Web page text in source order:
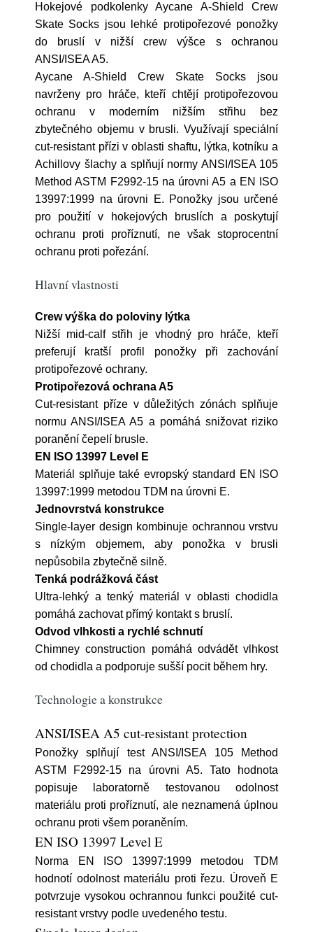
Hokejové podkolenky Aycane A-Shield Crew
Skate Socks jsou lehké protipořezové ponožky
do bruslí v nižší crew výšce s ochranou
ANSI/ISEA A5.
Aycane A-Shield Crew Skate Socks jsou
navrženy pro hráče, kteří chtějí protipořezovou
ochranu v moderním nižším střihu bez
zbytečného objemu v brusli. Využívají speciální
cut-resistant přízi v oblasti shaftu, lýtka, kotníku a
Achillovy šlachy a splňují normy ANSI/ISEA 105
Method ASTM F2992-15 na úrovni A5 a EN ISO
13997:1999 na úrovni E. Ponožky jsou určené
pro použití v hokejových bruslích a poskytují
ochranu proti proříznutí, ne však stoprocentní
ochranu proti pořezání.
Hlavní vlastnosti
Crew výška do poloviny lýtka
Nižší mid-calf střih je vhodný pro hráče, kteří
preferují kratší profil ponožky při zachování
protipořezové ochrany.
Protipořezová ochrana A5
Cut-resistant příze v důležitých zónách splňuje
normu ANSI/ISEA A5 a pomáhá snižovat riziko
poranění čepelí brusle.
EN ISO 13997 Level E
Materiál splňuje také evropský standard EN ISO
13997:1999 metodou TDM na úrovni E.
Jednovrstvá konstrukce
Single-layer design kombinuje ochrannou vrstvu
s nízkým objemem, aby ponožka v brusli
nepůsobila zbytečně silně.
Tenká podrážková část
Ultra-lehký a tenký materiál v oblasti chodidla
pomáhá zachovat přímý kontakt s bruslí.
Odvod vlhkosti a rychlé schnutí
Chimney construction pomáhá odvádět vlhkost
od chodidla a podporuje sušší pocit během hry.
Technologie a konstrukce
ANSI/ISEA A5 cut-resistant protection
Ponožky splňují test ANSI/ISEA 105 Method
ASTM F2992-15 na úrovni A5. Tato hodnota
popisuje laboratorně testovanou odolnost
materiálu proti proříznutí, ale neznamená úplnou
ochranu proti všem poraněním.
EN ISO 13997 Level E
Norma EN ISO 13997:1999 metodou TDM
hodnotí odolnost materiálu proti řezu. Úroveň E
potvrzuje vysokou ochrannou funkci použité cut-
resistant vrstvy podle uvedeného testu.